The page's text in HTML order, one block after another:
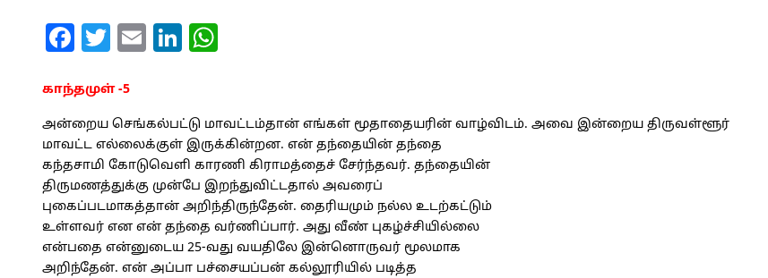
Facebook
Twitter
EmailLinkedIn
காந்தமுள்-5
அன்றைய செங்கல்பட்டு மாவட்டம்தான் எங்கள் மூதாதையரின் வாழ்விடம். அவை இன்றைய திருவள்ளூர்
மாவட்ட எல்லைக்குள் இருக்கின்றன. என் தந்தையின் தந்தை
கந்தசாமி கோடுவெளி காரணி கிராமத்தைச் சேர்ந்தவர். தந்தையின்
திருமணத்துக்கு முன்பே இறந்துவிட்டதால் அவரைப்
புகைப்படமாகத்தான் அறிந்திருந்தேன். தைரியமும் நல்ல உடற்கட்டும்
உள்ளவர் என என் தந்தை வர்ணிப்பார். அது வீண் புகழ்ச்சியில்லை
என்பதை என்னுடைய 25-வது வயதிலே இன்னொருவர் மூலமாக
அறிந்தேன். என் அப்பா பச்சையப்பன் கல்லூரியில் படித்த